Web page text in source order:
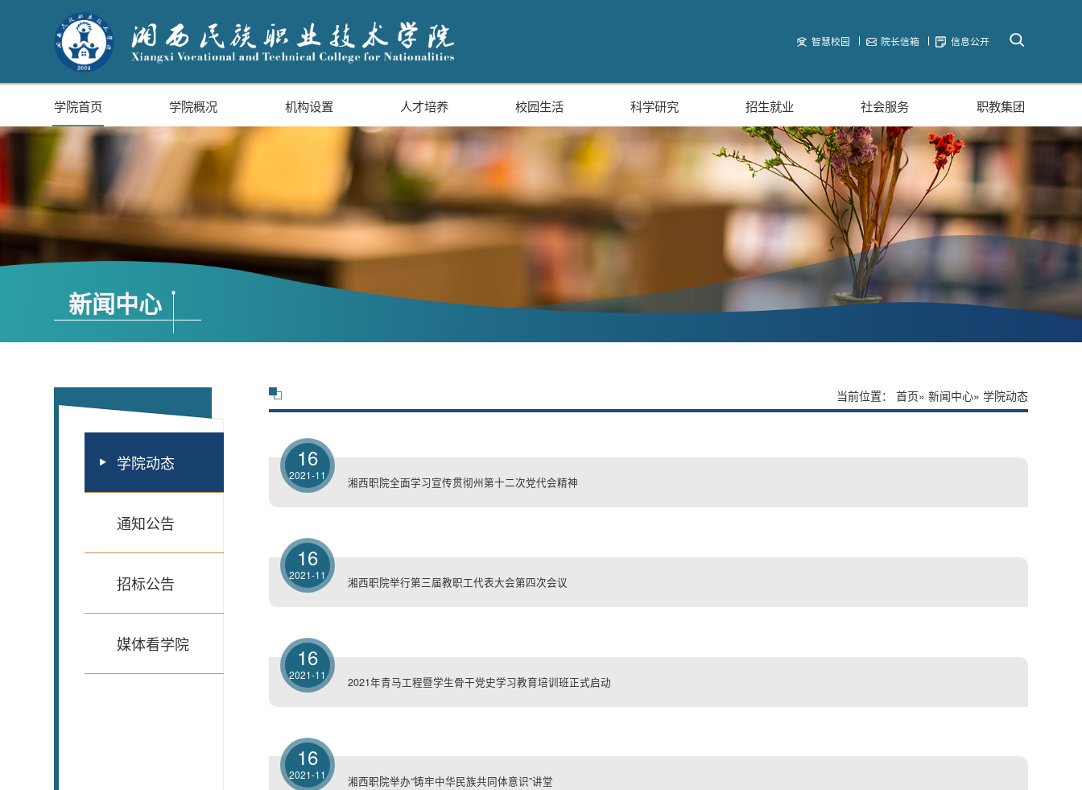
智慧校园 院长信箱 信息公开
学院首页 学院概况 机构设置 人才培养 校园生活 科学研究 招生就业 社会服务 职教集团
新闻中心
学院动态
通知公告
招标公告
媒体看学院
当前位置： 首页» 新闻中心» 学院动态
16
2021-11 湘西职院全面学习宣传贯彻州第十二次党代会精神
16
2021-11 湘西职院举行第三届教职工代表大会第四次会议
16
2021-11 2021年青马工程暨学生骨干党史学习教育培训班正式启动
16
2021-11 湘西职院举办“铸牢中华民族共同体意识”讲堂